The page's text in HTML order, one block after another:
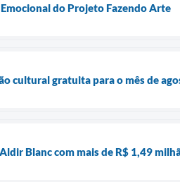
do Projeto Fazendo Arte
cultural gratuita para o mês de
Blanc com mais de R$ 1,49